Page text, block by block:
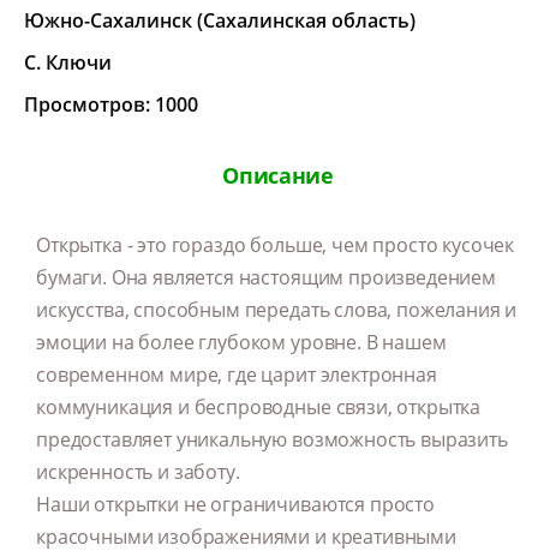
Южно-Сахалинск (Сахалинская область)
С. Ключи
Просмотров: 1000
Описание
Открытка - это гораздо больше, чем просто кусочек
бумаги. Она является настоящим произведением
искусства, способным передать слова, пожелания и
эмоции на более глубоком уровне. В нашем
современном мире, где царит электронная
коммуникация и беспроводные связи, открытка
предоставляет уникальную возможность выразить
искренность и заботу.
Наши открытки не ограничиваются просто
красочными изображениями и креативными